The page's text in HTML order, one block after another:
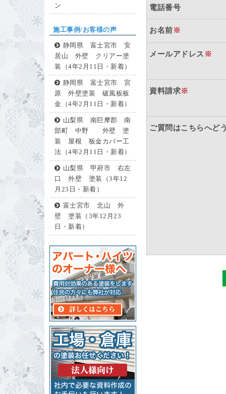
ン
施工事例/お客様の声
静岡県 富士宮市 安
居山 外壁 クリアー塗
装（4年2月11日・新着）
静岡県 富士宮市 宮
原 外壁塗装 破風板板
金（4年2月11日・新着）
山梨県 南巨摩郡 南
部町 中野 外壁 塗
装 屋根 板金カバー工
法（4年2月11日・新着）
山梨県 甲府市 右左
口 外壁 塗装（3年12
月23日・新着）
富士宮市 北山 外
壁 塗装（3年12月23
日・新着）
電話番号
お名前※
メールアドレス ※
資料請求※
ご質問はこちらへど